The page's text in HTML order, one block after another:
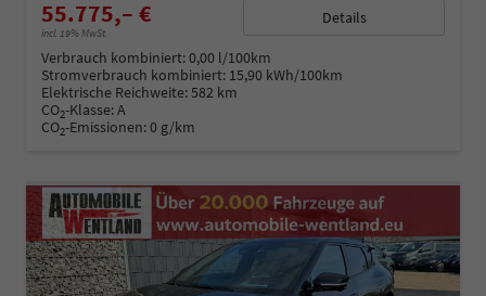
55.775,– €
incl. 19% MwSt.
Details
Verbrauch kombiniert:0,00 l/100km
Stromverbrauch kombiniert: 15,90 kWh/100km
Elektrische Reichweite:582 km
CO2-Klasse:A
CO2-Emissionen:0 g/km